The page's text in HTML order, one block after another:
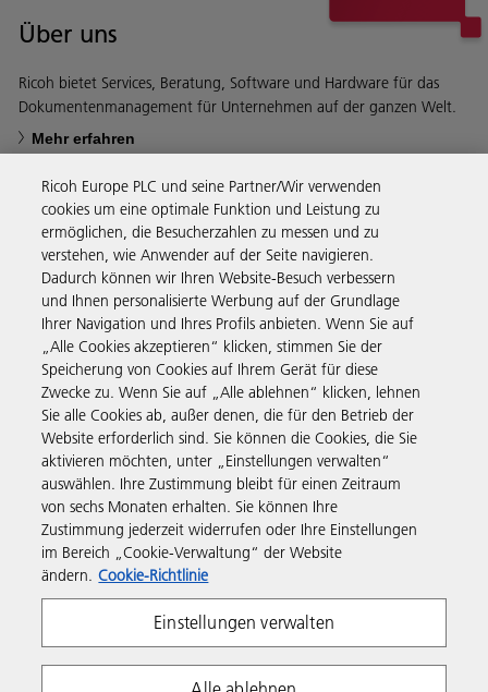
Über uns
Ricoh bietet Services, Beratung, Software und Hardware für das
Dokumentenmanagement für Unternehmen auf der ganzen Welt.
Mehr erfahren
Business Solutions
Produkte & Services
Support & Kontakt
Informationen
Folgen Sie uns
Ricoh Europe PLC und seine Partner/Wir verwenden
cookies um eine optimale Funktion und Leistung zu
ermöglichen, die Besucherzahlen zu messen und zu
verstehen, wie Anwender auf der Seite navigieren.
Dadurch können wir Ihren Website-Besuch verbessern
und Ihnen personalisierte Werbung auf der Grundlage
Ihrer Navigation und Ihres Profils anbieten. Wenn Sie auf
„Alle Cookies akzeptieren“ klicken, stimmen Sie der
Speicherung von Cookies auf Ihrem Gerät für diese
Zwecke zu. Wenn Sie auf „Alle ablehnen“ klicken, lehnen
Sie alle Cookies ab, außer denen, die für den Betrieb der
Website erforderlich sind. Sie können die Cookies, die Sie
aktivieren möchten, unter „Einstellungen verwalten“
auswählen. Ihre Zustimmung bleibt für einen Zeitraum
von sechs Monaten erhalten. Sie können Ihre
Zustimmung jederzeit widerrufen oder Ihre Einstellungen
im Bereich „Cookie-Verwaltung“ der Website
ändern. Cookie-Richtlinie
Einstellungen verwalten